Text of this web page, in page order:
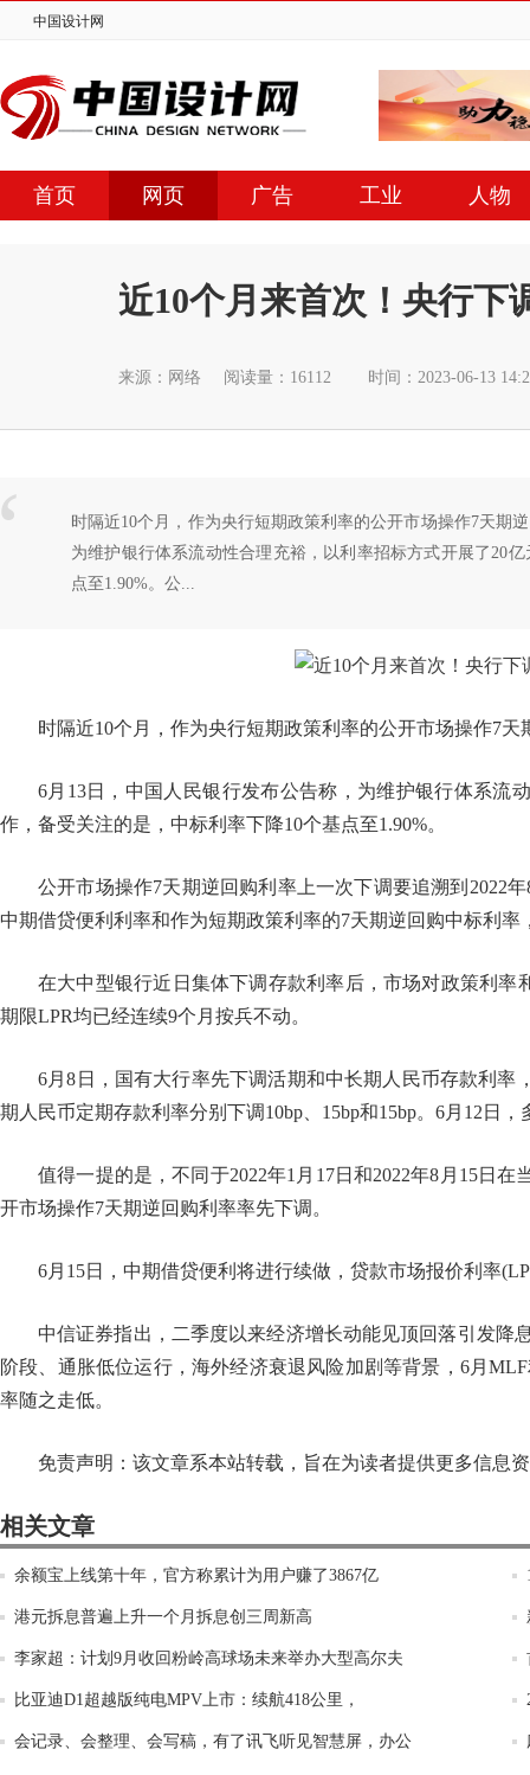
中国设计网
首页 网页 广告 工业 人物
近10个月来首次！央行下
来源：网络 阅读量：16112 时间：2023-06-13
时隔近10个月，作为央行短期政策利率的公开市场操作7天期
为维护银行体系流动性合理充裕，以利率招标方式开展了20
点至1.90%。公...
时隔近10个月，作为央行短期政策利率的公开市场操作7天
6月13日，中国人民银行发布公告称，为维护银行体系流
作，备受关注的是，中标利率下降10个基点至1.90%。
公开市场操作7天期逆回购利率上一次下调要追溯到2022
中期借贷便利利率和作为短期政策利率的7天期逆回购中标利率
在大中型银行近日集体下调存款利率后，市场对政策利
期限LPR均已经连续9个月按兵不动。
6月8日，国有大行率先下调活期和中长期人民币存款利率
期人民币定期存款利率分别下调10bp、15bp和15bp。6月12日
值得一提的是，不同于2022年1月17日和2022年8月15日
开市场操作7天期逆回购利率率先下调。
6月15日，中期借贷便利将进行续做，贷款市场报价利率
中信证券指出，二季度以来经济增长动能见顶回落引发
阶段、通胀低位运行，海外经济衰退风险加剧等背景，6月
率随之走低。
免责声明：该文章系本站转载，旨在为读者提供更多信息
相关文章
余额宝上线第十年，官方称累计为用户赚了3867亿
港元拆息普遍上升一个月拆息创三周新高
李家超：计划9月收回粉岭高球场未来举办大型高尔夫
比亚迪D1超越版纯电MPV上市：续航418公里，
会记录、会整理、会写稿，有了讯飞听见智慧屏，办公